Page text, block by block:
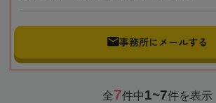
事務所にメールする
全7件中1~7件を表示